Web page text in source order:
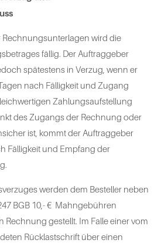
Rechnungsunterlagen wird die
fällig. Der Auftraggeber
spätestens in Verzug, wenn er
nach Fälligkeit und Zugang
Zahlungsaufstellung
des Zugangs der Rechnung oder
ist, kommt der Auftraggeber
Fälligkeit und Empfang der
werden dem Besteller neben
BGB 10,- € Mahngebühren
Rechnung gestellt. Im Falle einer vom
Rücklastschrift über einen